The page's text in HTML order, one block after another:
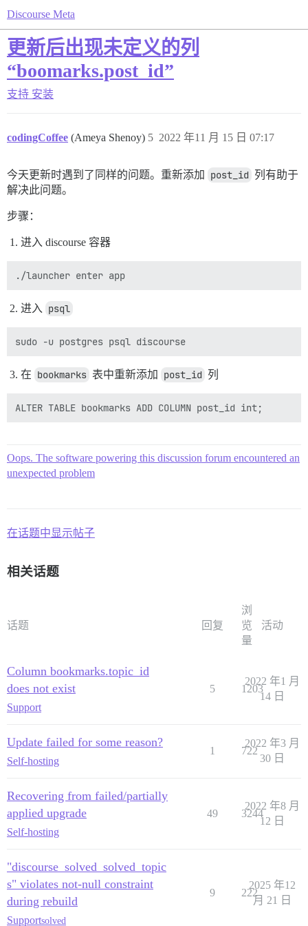
Discourse Meta
更新后出现未定义的列
“boomarks.post_id”
支持 安装
codingCoffee (Ameya Shenoy) 2022 年11 月 15 日 07:17
5
今天更新时遇到了同样的问题。重新添加 post_id 列有助于
解决此问题。
步骤：
进入 discourse 容器
进入 psql
在 bookmarks 表中重新添加 post_id 列
Oops. The software powering this discussion forum encountered an
unexpected problem
在话题中显示帖子
相关话题
话题 回复
浏
览
量
活动
Column bookmarks.topic_id
does not exist
Support
5 1203
2022 年1 月
14 日
Update failed for some reason?
Self-hosting
1 722
2022 年3 月
30 日
Recovering from failed/partially
applied upgrade
Self-hosting
49 3244
2022 年8 月
12 日
"discourse_solved_solved_topic
s" violates not-null constraint
during rebuild
Supportsolved
9 222
2025 年12
月 21 日